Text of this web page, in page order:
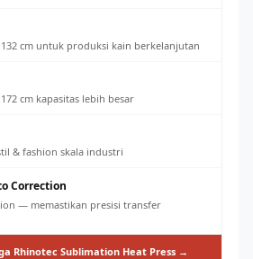
cm untuk produksi kain berkelanjutan
cm kapasitas lebih besar
& fashion skala industri
Correction
— memastikan presisi transfer
Rhinotec Sublimation Heat Press →